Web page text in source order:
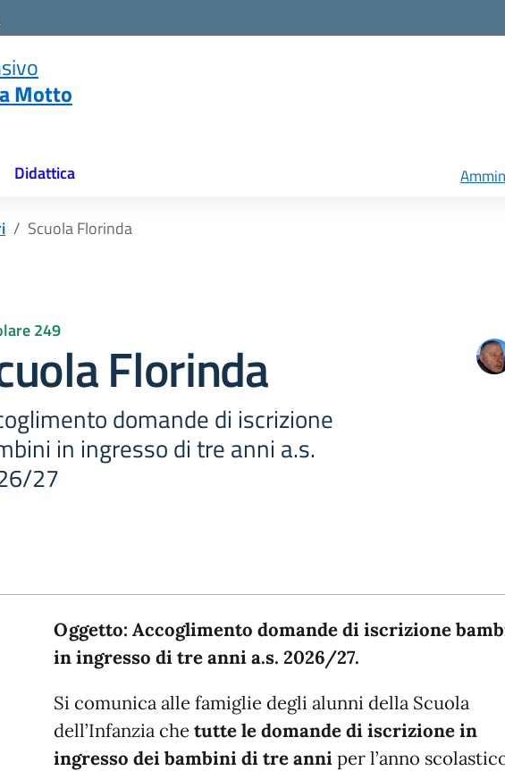
Motto
Didattica
Scuola Florinda
249
Florinda
domande di iscrizione
in ingresso di tre anni a.s.
27
Oggetto: Accoglimento domande di iscrizione
in ingresso di tre anni a.s. 2026/27.
Si comunica alle famiglie degli alunni della Scuola
dell’Infanzia che tutte le domande di iscrizione in
ingresso dei bambini di tre anniper l’anno